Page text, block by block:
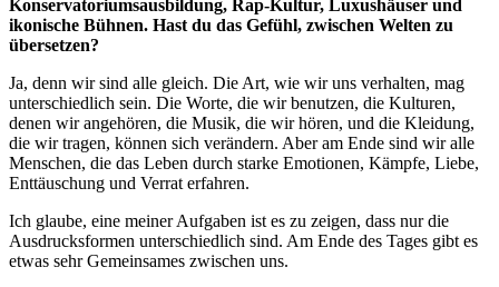
Konservatoriumsausbildung, Rap-Kultur, Luxushäuser und
ikonische Bühnen. Hast du das Gefühl, zwischen Welten zu
übersetzen?
Ja, denn wir sind alle gleich. Die Art, wie wir uns verhalten, mag
unterschiedlich sein. Die Worte, die wir benutzen, die Kulturen,
denen wir angehören, die Musik, die wir hören, und die Kleidung,
die wir tragen, können sich verändern. Aber am Ende sind wir alle
Menschen, die das Leben durch starke Emotionen, Kämpfe, Liebe,
Enttäuschung und Verrat erfahren.
Ich glaube, eine meiner Aufgaben ist es zu zeigen, dass nur die
Ausdrucksformen unterschiedlich sind. Am Ende des Tages gibt es
etwas sehr Gemeinsames zwischen uns.